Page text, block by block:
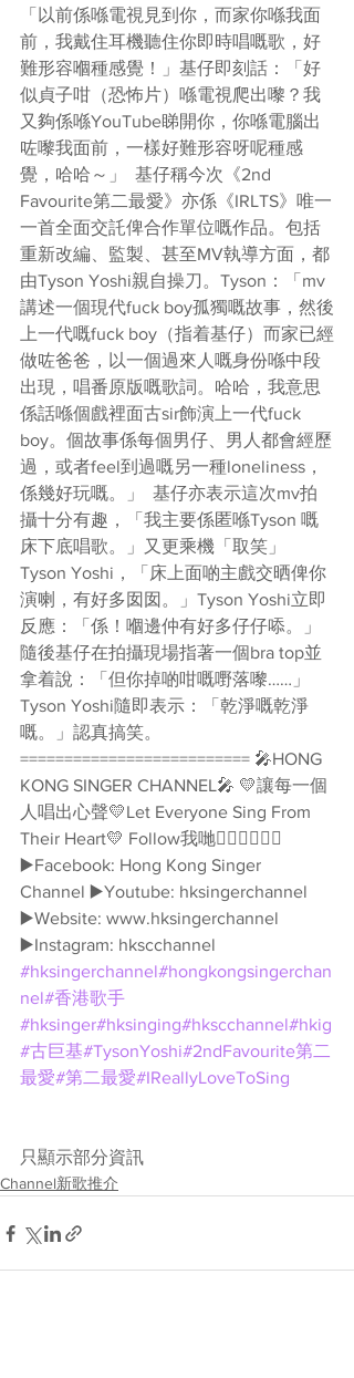
「以前係喺電視見到你，而家你喺我面
前，我戴住耳機聽住你即時唱嘅歌，好
難形容嗰種感覺！」基仔即刻話：「好
似貞子咁（恐怖片）喺電視爬出嚟？我
又夠係喺YouTube睇開你，你喺電腦出
咗嚟我面前，一樣好難形容呀呢種感
覺，哈哈～」  基仔稱今次《2nd
Favourite第二最愛》亦係《IRLTS》唯一
一首全面交託俾合作單位嘅作品。包括
重新改編、監製、甚至MV執導方面，都
由Tyson Yoshi親自操刀。Tyson：「mv
講述一個現代fuck boy孤獨嘅故事，然後
上一代嘅fuck boy（指着基仔）而家已經
做咗爸爸，以一個過來人嘅身份喺中段
出現，唱番原版嘅歌詞。哈哈，我意思
係話喺個戲裡面古sir飾演上一代fuck
boy。個故事係每個男仔、男人都會經歷
過，或者feel到過嘅另一種loneliness，
係幾好玩嘅。」  基仔亦表示這次mv拍
攝十分有趣，「我主要係匿喺Tyson 嘅
床下底唱歌。」又更乘機「取笑」
Tyson Yoshi，「床上面啲主戲交晒俾你
演喇，有好多囡囡。」Tyson Yoshi立即
反應：「係！嗰邊仲有好多仔仔㖭。」
隨後基仔在拍攝現場指著一個bra top並
拿着說：「但你掉啲咁嘅嘢落嚟……」
Tyson Yoshi隨即表示：「乾淨嘅乾淨
嘅。」認真搞笑。
========================== 🎤HONG
KONG SINGER CHANNEL🎤 💛讓每一個
人唱出心聲💛Let Everyone Sing From
Their Heart💛 Follow我哋👇🏻👇🏻🥰🥰
▶️Facebook: Hong Kong Singer
Channel ▶️Youtube: hksingerchannel
▶️Website: www.hksingerchannel
▶️Instagram: hkscchannel
#hksingerchannel#hongkongsingerchan
nel#香港歌手
#hksinger#hksinging#hkscchannel#hkig
#古巨基#TysonYoshi#2ndFavourite第二
最愛#第二最愛#IReallyLoveToSing
只顯示部分資訊
Channel新歌推介